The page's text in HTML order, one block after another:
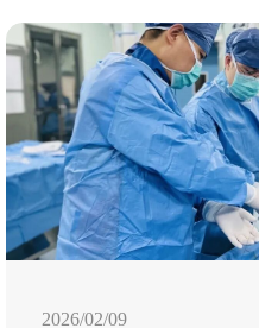
2026/02/09